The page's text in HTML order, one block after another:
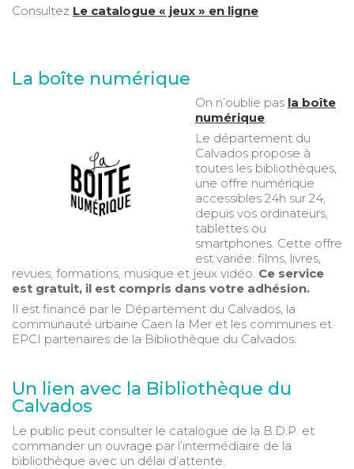
Consultez Le catalogue « jeux » en ligne
La boîte numérique
On n’oublie pas la boîte
numérique.
Le département du
Calvados propose à
toutes les bibliothèques,
une offre numérique
accessibles 24h sur 24,
depuis vos ordinateurs,
tablettes ou
smartphones. Cette offre
est variée: films, livres,
revues, formations, musique et jeux vidéo. Ce service
est gratuit, il est compris dans votre adhésion.
Il est financé par le Département du Calvados, la
communauté urbaine Caen la Mer et les communes et
EPCI partenaires de la Bibliothèque du Calvados.
Un lien avec la Bibliothèque du
Calvados
Le public peut consulter le catalogue de la B.D.P. et
commander un ouvrage par l’intermédiaire de la
bibliothèque avec un délai d’attente.